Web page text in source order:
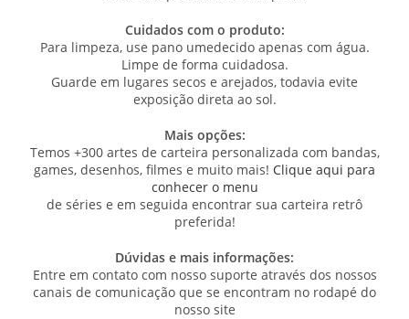
Cuidados com o produto:
Para limpeza, use pano umedecido apenas com água.
Limpe de forma cuidadosa.
Guarde em lugares secos e arejados, todavia evite
exposição direta ao sol.
Mais opções:
Temos +300 artes de carteira personalizada com bandas,
games, desenhos, filmes e muito mais! Clique aqui para
conhecer o menu
de séries e em seguida encontrar sua carteira retrô
preferida!
Dúvidas e mais informações:
Entre em contato com nosso suporte através dos nossos
canais de comunicação que se encontram no rodapé do
nosso site